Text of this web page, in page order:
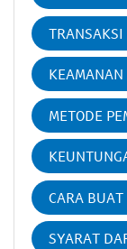
METODE
CARA BUAT
SYARAT